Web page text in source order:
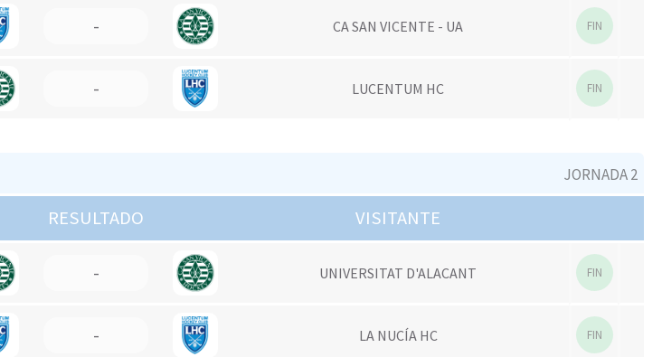
- CA SAN VICENTE - UA FIN
- LUCENTUM HC FIN
JORNADA 2
RESULTADO VISITANTE
- UNIVERSITAT D'ALACANT FIN
- LA NUCÍA HC FIN